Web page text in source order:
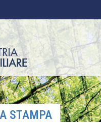
STAMPA